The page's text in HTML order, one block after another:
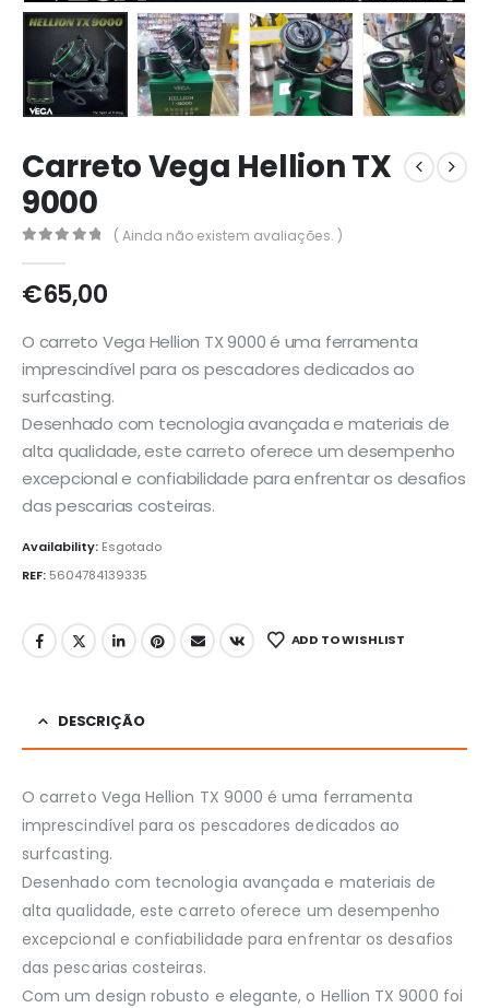
Carreto Vega Hellion TX
9000
( Ainda não existem avaliações. )
€65,00
O carreto Vega Hellion TX 9000 é uma ferramenta
imprescindível para os pescadores dedicados ao
surfcasting.
Desenhado com tecnologia avançada e materiais de
alta qualidade, este carreto oferece um desempenho
excepcional e confiabilidade para enfrentar os desafios
das pescarias costeiras.
Availability: Esgotado
REF: 5604784139335
ADD TO WISHLIST
DESCRIÇÃO
O carreto Vega Hellion TX 9000 é uma ferramenta
imprescindível para os pescadores dedicados ao
surfcasting.
Desenhado com tecnologia avançada e materiais de
alta qualidade, este carreto oferece um desempenho
excepcional e confiabilidade para enfrentar os desafios
das pescarias costeiras.
Com um design robusto e elegante, o Hellion TX 9000 foi